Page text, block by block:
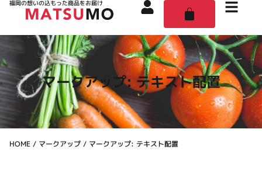
福岡の想いの込もった商品をお届け
マークアップ: テキスト配置
HOME / マークアップ / マークアップ: テキスト配置